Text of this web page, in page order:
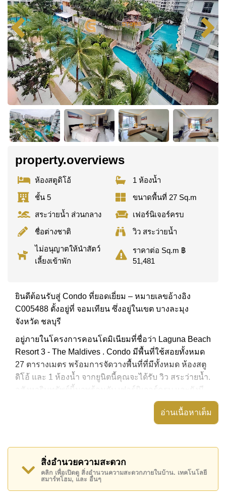
property.overviews
ห้องสตูดิโอ้
1 ห้องน้ำ
ชั้น 5
ขนาดพื้นที่ 27 Sq.m
สระว่ายน้ำ ส่วนกลาง
เฟอร์นิเจอร์ครบ
ชื่อต่างชาติ
วิว สระว่ายน้ำ
ไม่อนุญาตให้นำสัตว์
เลี้ยงเข้าพัก
ราคาต่อ Sq.m ฿
51,481
ยินดีต้อนรับสู่ Condo ที่ยอดเยี่ยม – หมายเลขอ้างอิง
C005488 ตั้งอยู่ที่ จอมเทียน ซึ่งอยู่ในเขต บางละมุง
จังหวัด ชลบุรี
อยู่ภายในโครงการคอนโดมิเนียมที่ชื่อว่า Laguna Beach
Resort 3 - The Maldives . Condo มีพื้นที่ใช้สอยทั้งหมด
27 ตารางเมตร พร้อมการจัดวางพื้นที่ที่มีทั้งหมด ห้องสตู
ดิโอ้ และ 1 ห้องน้ำ จากยูนิตนี้คุณจะได้รับ วิว สระว่ายน้ำ.
อสังหาริมทรัพย์นี้มาพร้อมกับ เฟอร์นิเจอร์ครบ และยังมี
สิ่งอำนวยความสะดวก ได้แก่ มีระเบียง, เครื่องปรับ
Laguna Beach Resort 3 - The Maldives มีสิ่งอำนวย
ความสะดวกส่วนกลาง ได้แก่ สไลเดอร์, ฟิสเนส, ห้อง
เกมส์, ซาวน่าหรือห้องอบไอน้ำ
สถานที่สำคัญใกล้ Laguna Beach Resort 3 - The
อ่านเนื้อหาเต็ม
สิ่งอำนวยความสะดวก
คลิก เพื่อเปิดดู สิ่งอำนวนความสะดวกภายในบ้าน. เทคโนโลยี
สมาร์ทโฮม, และ อื่นๆ